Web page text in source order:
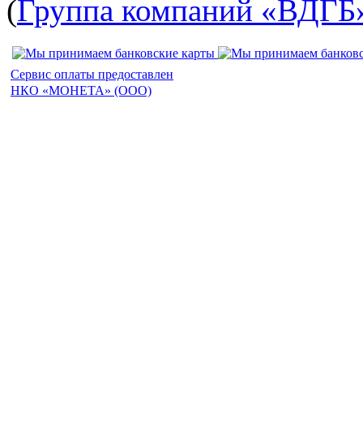
(Группа компаний
Сервис оплаты предоставлен
НКО «МОНЕТА» (ООО)